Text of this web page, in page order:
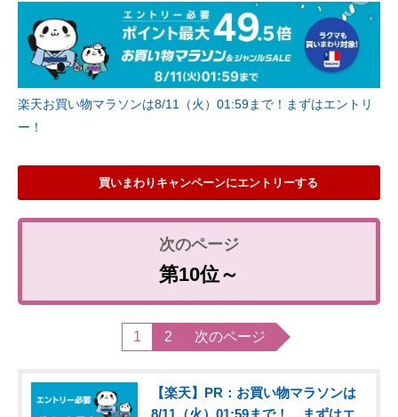
楽天お買い物マラソンは8/11（火）01:59まで！まずはエントリ
ー！
買いまわりキャンペーンにエントリーする
第10位～
1 2 次のページ
【楽天】PR：お買い物マラソンは